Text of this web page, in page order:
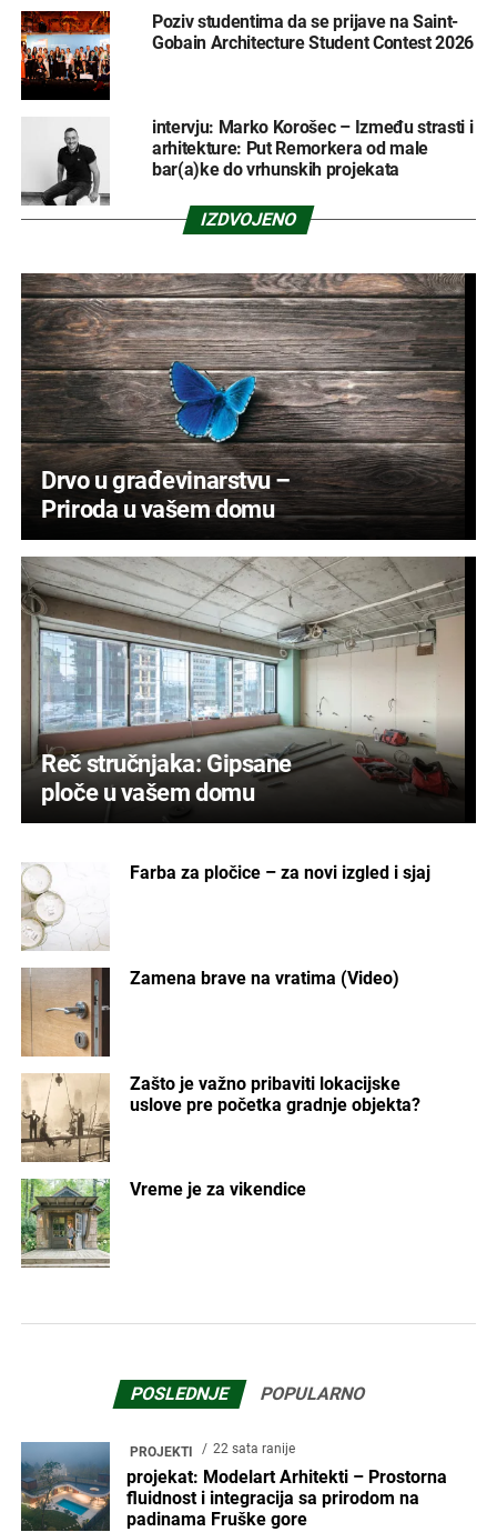
Poziv studentima da se prijave na Saint-
Gobain Architecture Student Contest 2026
intervju: Marko Korošec – Između strasti i
arhitekture: Put Remorkera od male
bar(a)ke do vrhunskih projekata
IZDVOJENO
Drvo u građevinarstvu –
Priroda u vašem domu
Reč stručnjaka: Gipsane
ploče u vašem domu
Farba za pločice – za novi izgled i sjaj
Zamena brave na vratima (Video)
Zašto je važno pribaviti lokacijske
uslove pre početka gradnje objekta?
Vreme je za vikendice
POSLEDNJE POPULARNO
PROJEKTI 22 sata ranije
projekat: Modelart Arhitekti – Prostorna
fluidnost i integracija sa prirodom na
padinama Fruške gore